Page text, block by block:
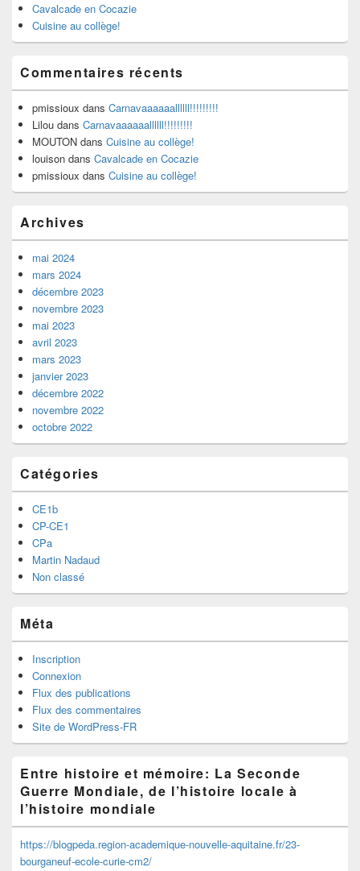
Cavalcade en Cocazie
Cuisine au collège!
Commentaires récents
pmissioux dans Carnavaaaaaallllll!!!!!!!!!
Lilou dans Carnavaaaaaallllll!!!!!!!!!
MOUTON dans Cuisine au collège!
louison dans Cavalcade en Cocazie
pmissioux dans Cuisine au collège!
Archives
mai 2024
mars 2024
décembre 2023
novembre 2023
mai 2023
avril 2023
mars 2023
janvier 2023
décembre 2022
novembre 2022
octobre 2022
Catégories
CE1b
CP-CE1
CPa
Martin Nadaud
Non classé
Méta
Inscription
Connexion
Flux des publications
Flux des commentaires
Site de WordPress-FR
Entre histoire et mémoire: La Seconde
Guerre Mondiale, de l’histoire locale à
l’histoire mondiale
https://blogpeda.region-academique-nouvelle-aquitaine.fr/23-
bourganeuf-ecole-curie-cm2/